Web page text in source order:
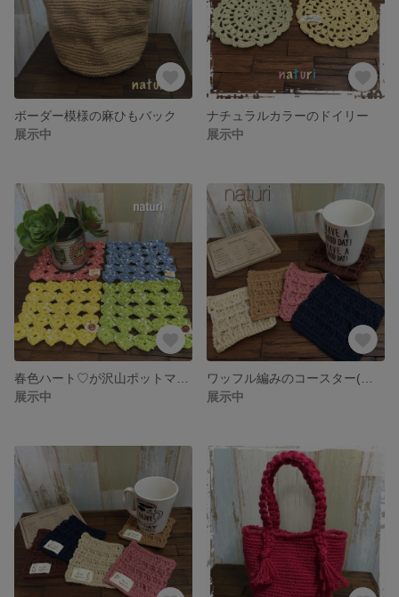
ボーダー模様の麻ひもバック
展示中
ナチュラルカラーのドイリー
展示中
展示中
展示中